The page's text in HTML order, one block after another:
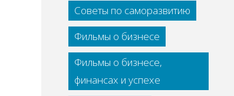
Советы по саморазвитию
Фильмы о бизнесе
Фильмы о бизнесе,
финансах и успехе